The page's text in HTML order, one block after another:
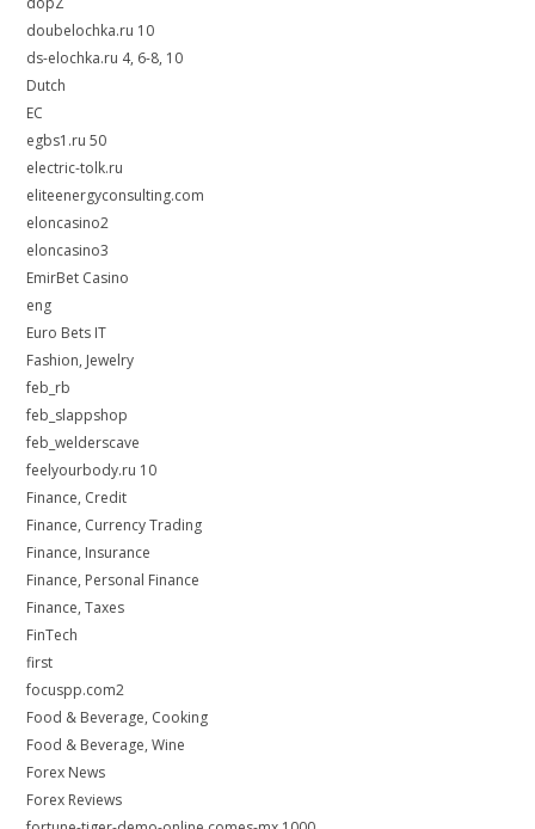
doubelochka.ru 10
ds-elochka.ru 4, 6-8, 10
Dutch
EC
egbs1.ru 50
electric-tolk.ru
eliteenergyconsulting.com
eloncasino2
eloncasino3
EmirBet Casino
eng
Euro Bets IT
Fashion, Jewelry
feb_rb
feb_slappshop
feb_welderscave
feelyourbody.ru 10
Finance, Credit
Finance, Currency Trading
Finance, Insurance
Finance, Personal Finance
Finance, Taxes
FinTech
first
focuspp.com2
Food & Beverage, Cooking
Food & Beverage, Wine
Forex News
Forex Reviews